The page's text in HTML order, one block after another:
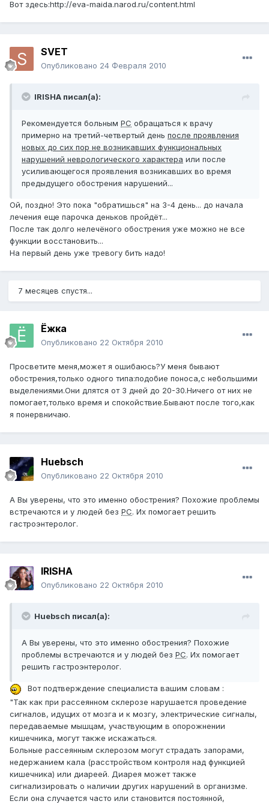
Вот здесь:http://eva-maida.narod.ru/content.html
SVET
Опубликовано 24 Февраля 2010
IRISHA писал(а):
Рекомендуется больным РС обращаться к врачу
примерно на третий-четвертый день после проявления
новых до сих пор не возникавших функциональных
нарушений неврологического характера или после
усиливающегося проявления возникавших во время
предыдущего обострения нарушений...
Ой, поздно! Это пока "обратишься" на 3-4 день... до начала
лечения еще парочка деньков пройдёт...
После так долго нелечёного обострения уже можно не все
функции восстановить...
На первый день уже тревогу бить надо!
7 месяцев спустя...
Ёжка
Опубликовано 22 Октября 2010
Просветите меня,может я ошибаюсь?У меня бывают
обострения,только одного типа:подобие поноса,с небольшими
выделениями.Они длятся от 3 дней до 20-30.Ничего от них не
помогает,только время и спокойствие.Бывают после того,как
я понервничаю.
Huebsch
Опубликовано 22 Октября 2010
А Вы уверены, что это именно обострения? Похожие проблемы
встречаются и у людей без РС. Их помогает решить
гастроэнтеролог.
IRISHA
Опубликовано 22 Октября 2010
Huebsch писал(а):
А Вы уверены, что это именно обострения? Похожие
проблемы встречаются и у людей без РС. Их помогает
решить гастроэнтеролог.
Вот подтверждение специалиста вашим словам :
"Так как при рассеянном склерозе нарушается проведение
сигналов, идущих от мозга и к мозгу, электрические сигналы,
передаваемые мышцам, участвующим в опорожнении
кишечника, могут также искажаться.
Больные рассеянным склерозом могут страдать запорами,
недержанием кала (расстройством контроля над функцией
кишечника) или диареей. Диарея может также
сигнализировать о наличии других нарушений в организме.
Если она случается часто или становится постоянной,